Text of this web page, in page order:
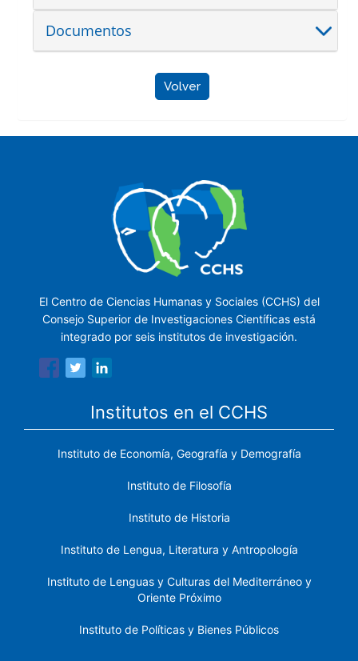
Documentos
Volver
El Centro de Ciencias Humanas y Sociales (CCHS) del
Consejo Superior de Investigaciones Científicas está
integrado por seis institutos de investigación.
Institutos en el CCHS
Instituto de Economía, Geografía y Demografía
Instituto de Filosofía
Instituto de Historia
Instituto de Lengua, Literatura y Antropología
Instituto de Lenguas y Culturas del Mediterráneo y
Oriente Próximo
Instituto de Políticas y Bienes Públicos